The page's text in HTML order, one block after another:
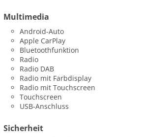
Multimedia
Android-Auto
Apple CarPlay
Bluetoothfunktion
Radio
Radio DAB
Radio mit Farbdisplay
Radio mit Touchscreen
Touchscreen
USB-Anschluss
Sicherheit